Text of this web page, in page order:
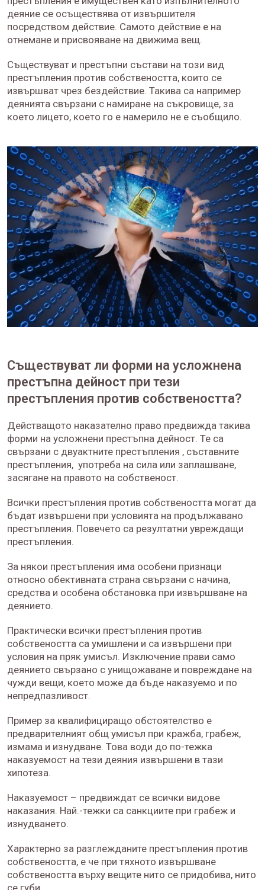
деяние се осъществява от извършителя
посредством действие. Самото действие е на
отнемане и присвояване на движима вещ.
Съществуват и престъпни състави на този вид
престъпления против собствеността, които се
извършват чрез бездействие. Такива са например
деянията свързани с намиране на съкровище, за
което лицето, което го е намерило не е съобщило.
Съществуват ли форми на усложнена
престъпна дейност при тези
престъпления против собствеността?
Действащото наказателно право предвижда такива
форми на усложнени престъпна дейност. Те са
свързани с двуактните престъпления , съставните
престъпления, употреба на сила или заплашване,
засягане на правото на собственост.
Всички престъпления против собствеността могат да
бъдат извършени при условията на продължавано
престъпления. Повечето са резултатни увреждащи
престъпления.
За някои престъпления има особени признаци
относно обективната страна свързани с начина,
средства и особена обстановка при извършване на
деянието.
Практически всички престъпления против
собствеността са умишлени и са извършени при
условия на пряк умисъл. Изключение прави само
деянието свързано с унищожаване и повреждане на
чужди вещи, което може да бъде наказуемо и по
непредпазливост.
Пример за квалифициращо обстоятелство е
предварителният общ умисъл при кражба, грабеж,
измама и изнудване. Това води до по-тежка
наказуемост на тези деяния извършени в тази
хипотеза.
Наказуемост – предвиждат се всички видове
наказания. Най.-тежки са санкциите при грабеж и
изнудването.
Характерно за разглежданите престъпления против
собствеността, е че при тяхното извършване
собствеността върху вещите нито се придобива, нито